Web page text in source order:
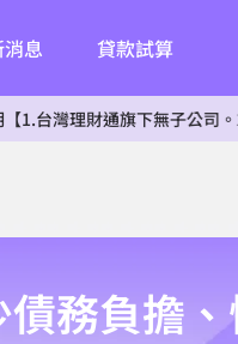
息 貸款試算
通旗下無子公司。2.無投
務負擔